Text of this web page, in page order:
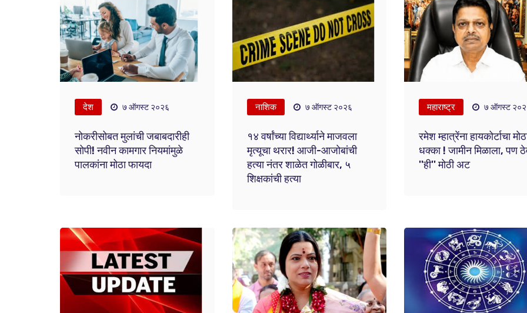
देश ७ ऑगस्ट २०२६
नोकरीसोबत मुलांची जबाबदारीही
सोपी! नवीन कामगार नियमांमुळे
पालकांना मोठा फायदा
नाशिक ७ ऑगस्ट २०२६
१४ वर्षांच्या विद्यार्थ्याने माजवला
मृत्यूचा थरार! आजी-आजोबांची
हत्या नंतर शाळेत गोळीबार, ५
शिक्षकांची हत्या
महाराष्ट्र ७ ऑगस्ट
रमेश म्हात्रेंना हायकोर्टाचा
धक्का ! जामीन मिळाला, पण
''ही'' मोठी अट